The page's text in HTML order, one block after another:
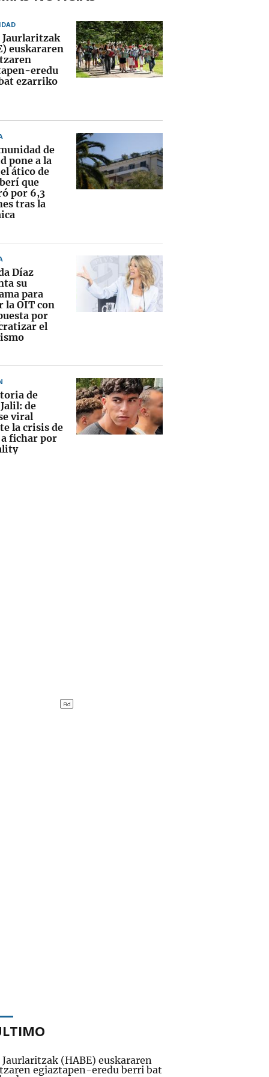
Jaurlaritzak
euskararen
eredu
ezarriko
de
pone a la
ático de
que
por 6,3
tras la
Díaz
su
para
OIT con
por
el
de
de
viral
la crisis de
a fichar por
Jaurlaritzak (HABE) euskararen
egiaztapen-eredu berri bat